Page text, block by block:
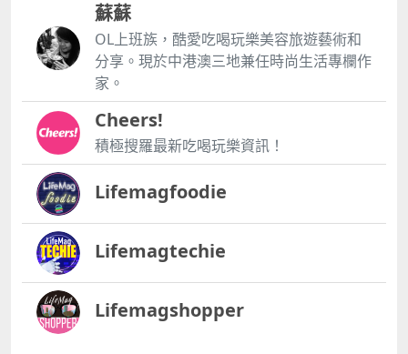
蘇蘇
OL上班族，酷愛吃喝玩樂美容旅遊藝術和
分享。現於中港澳三地兼任時尚生活專欄作
家。
Cheers!
積極搜羅最新吃喝玩樂資訊！
Lifemagfoodie
Lifemagtechie
Lifemagshopper